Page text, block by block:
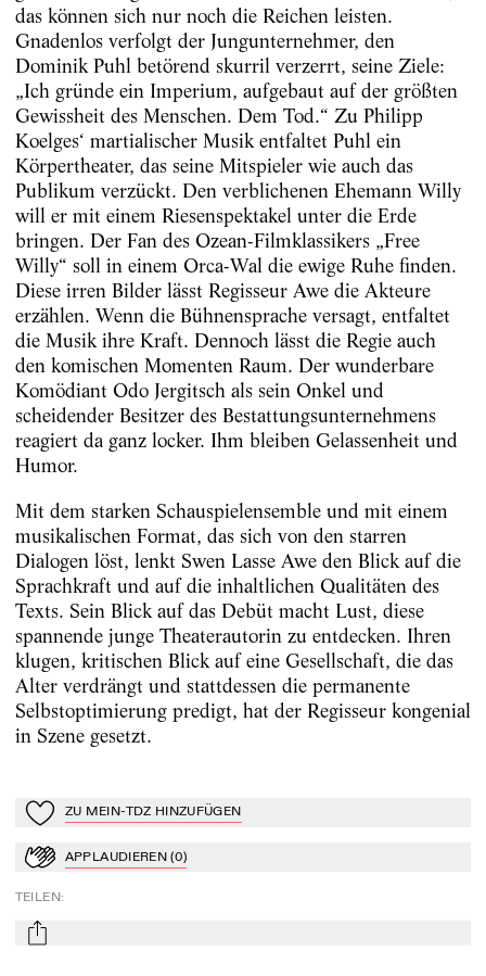
das können sich nur noch die Reichen leisten.
Gnadenlos verfolgt der Jungunternehmer, den
Dominik Puhl betörend skurril verzerrt, seine Ziele:
„Ich gründe ein Imperium, aufgebaut auf der größten
Gewissheit des Menschen. Dem Tod.“ Zu Philipp
Koelges‘ martialischer Musik entfaltet Puhl ein
Körpertheater, das seine Mitspieler wie auch das
Publikum verzückt. Den verblichenen Ehemann Willy
will er mit einem Riesenspektakel unter die Erde
bringen. Der Fan des Ozean-Filmklassikers „Free
Willy“ soll in einem Orca-Wal die ewige Ruhe finden.
Diese irren Bilder lässt Regisseur Awe die Akteure
erzählen. Wenn die Bühnensprache versagt, entfaltet
die Musik ihre Kraft. Dennoch lässt die Regie auch
den komischen Momenten Raum. Der wunderbare
Komödiant Odo Jergitsch als sein Onkel und
scheidender Besitzer des Bestattungsunternehmens
reagiert da ganz locker. Ihm bleiben Gelassenheit und
Humor.
Mit dem starken Schauspielensemble und mit einem
musikalischen Format, das sich von den starren
Dialogen löst, lenkt Swen Lasse Awe den Blick auf die
Sprachkraft und auf die inhaltlichen Qualitäten des
Texts. Sein Blick auf das Debüt macht Lust, diese
spannende junge Theaterautorin zu entdecken. Ihren
klugen, kritischen Blick auf eine Gesellschaft, die das
Alter verdrängt und stattdessen die permanente
Selbstoptimierung predigt, hat der Regisseur kongenial
in Szene gesetzt.
Zu Mein-TdZ hinzufügen
ZU MEIN-TDZ HINZUFÜGEN
ApplaudierenAPPLAUDIEREN (0)
TEILEN:
mail